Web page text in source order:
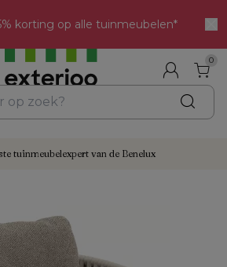
korting op alle tuinmeubelen*
0
tuinmeubelexpert van de Benelux